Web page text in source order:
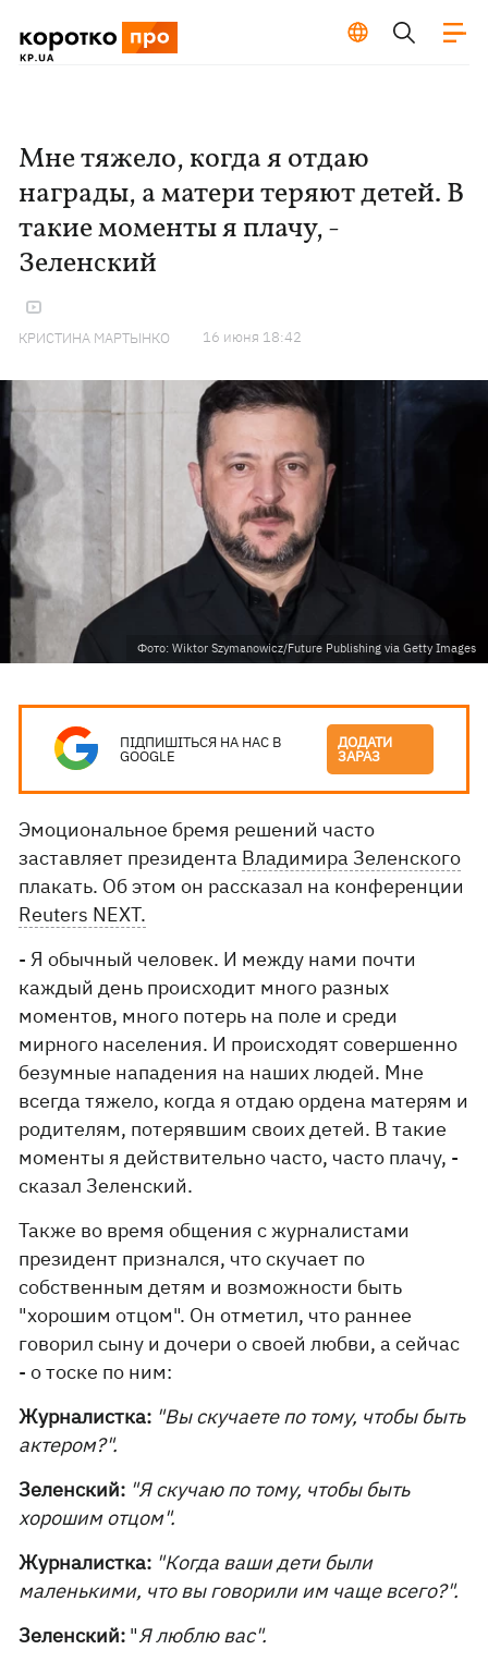
Мне тяжело, когда я отдаю
награды, а матери теряют детей. В
такие моменты я плачу, -
Зеленский
КРИСТИНА МАРТЫНКО 16 июня 18:42
Фото: Wiktor Szymanowicz/Future Publishing via Getty Images
ПІДПИШІТЬСЯ НА НАС В
GOOGLE
ДОДАТИ
ЗАРАЗ
Эмоциональное бремя решений часто
заставляет президента Владимира Зеленского
плакать. Об этом он рассказал на конференции
Reuters NEXT.
- Я обычный человек. И между нами почти
каждый день происходит много разных
моментов, много потерь на поле и среди
мирного населения. И происходят совершенно
безумные нападения на наших людей. Мне
всегда тяжело, когда я отдаю ордена матерям и
родителям, потерявшим своих детей. В такие
моменты я действительно часто, часто плачу, -
сказал Зеленский.
Также во время общения с журналистами
президент признался, что скучает по
собственным детям и возможности быть
"хорошим отцом". Он отметил, что раннее
говорил сыну и дочери о своей любви, а сейчас
- о тоске по ним:
Журналистка: "Вы скучаете по тому, чтобы быть
актером?".
Зеленский: "Я скучаю по тому, чтобы быть
хорошим отцом".
Журналистка: "Когда ваши дети были
маленькими, что вы говорили им чаще всего?".
Зеленский: "Я люблю вас".